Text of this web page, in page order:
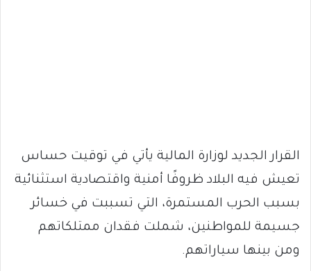
القرار الجديد لوزارة المالية يأتي في توقيت حساس
تعيش فيه البلاد ظروفًا أمنية واقتصادية استثنائية
بسبب الحرب المستمرة، التي تسببت في خسائر
جسيمة للمواطنين، شملت فقدان ممتلكاتهم
ومن بينها سياراتهم.